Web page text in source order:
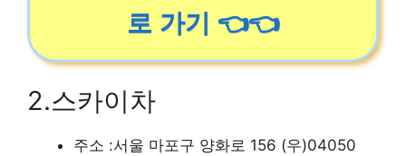
로 가기 👈👈
2.스카이차
주소 :서울 마포구 양화로 156 (우)04050